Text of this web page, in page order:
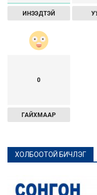
ИНЭЭДТЭЙ
0
ГАЙХМААР
ХОЛБООТОЙ БИЧЛЭГ